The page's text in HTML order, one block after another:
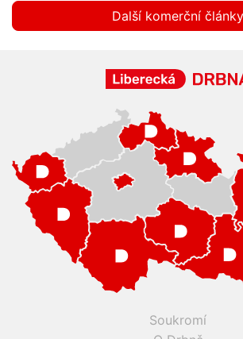
Další komerční články
Soukromí